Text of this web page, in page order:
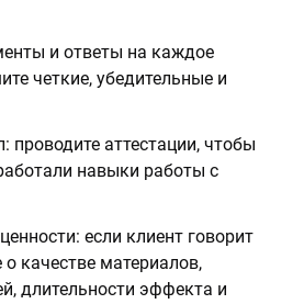
и ответы на каждое
четкие, убедительные и
проводите аттестации, чтобы
навыки работы с
если клиент говорит
о качестве материалов,
длительности эффекта и